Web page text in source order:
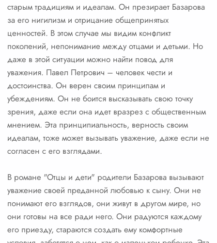
старым традициям и идеалам. Он презирает Базарова
за его нигилизм и отрицание общепринятых
ценностей. В этом случае мы видим конфликт
поколений, непонимание между отцами и детьми. Но
даже в этой ситуации можно найти повод для
уважения. Павел Петрович – человек чести и
достоинства. Он верен своим принципам и
убеждениям. Он не боится высказывать свою точку
зрения, даже если она идет вразрез с общественным
мнением. Эта принципиальность, верность своим
идеалам, тоже может вызывать уважение, даже если не
согласен с его взглядами.
В романе "Отцы и дети" родители Базарова вызывают
уважение своей преданной любовью к сыну. Они не
понимают его взглядов, они живут в другом мире, но
они готовы на все ради него. Они радуются каждому
его приезду, стараются создать ему комфортные